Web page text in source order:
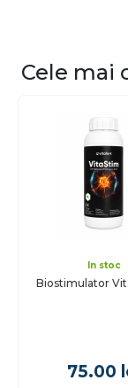
Cele mai
In stoc
Biostimulator
75.00